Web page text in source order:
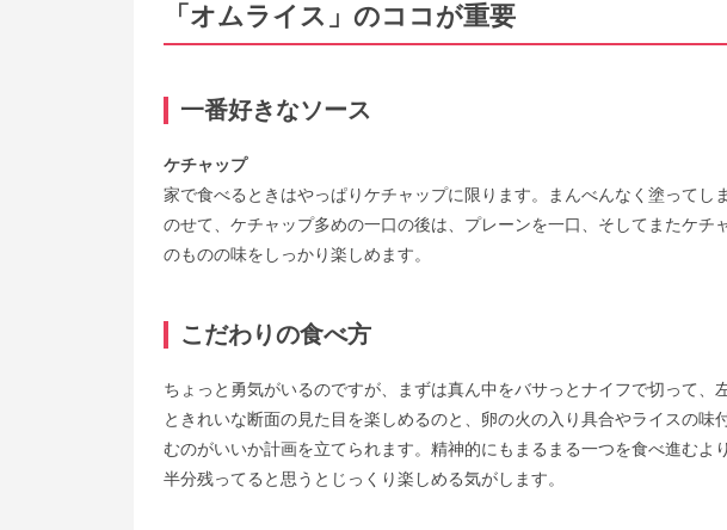
「オムライス」のココが重要
一番好きなソース
ケチャップ
家で食べるときはやっぱりケチャップに限ります。まんべんなく塗ってし
のせて、ケチャップ多めの一口の後は、プレーンを一口、そしてまたケチ
のものの味をしっかり楽しめます。
こだわりの食べ方
ちょっと勇気がいるのですが、まずは真ん中をバサっとナイフで切って、
ときれいな断面の見た目を楽しめるのと、卵の火の入り具合やライスの味
むのがいいか計画を立てられます。精神的にもまるまる一つを食べ進むよ
半分残ってると思うとじっくり楽しめる気がします。